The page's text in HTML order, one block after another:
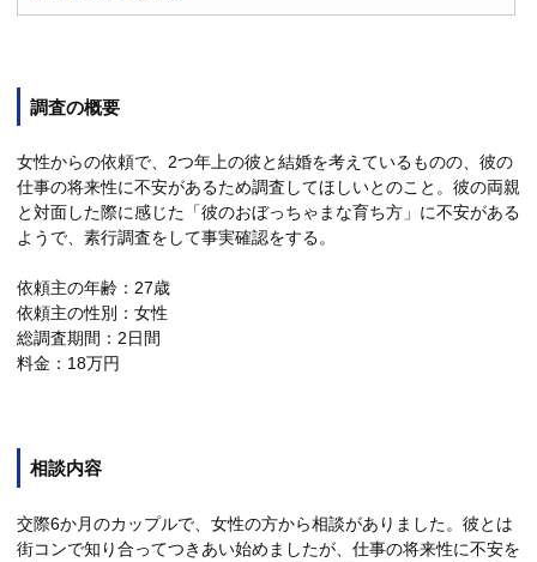
調査の概要
女性からの依頼で、2つ年上の彼と結婚を考えているものの、彼の
仕事の将来性に不安があるため調査してほしいとのこと。彼の両親
と対面した際に感じた「彼のおぼっちゃまな育ち方」に不安がある
ようで、素行調査をして事実確認をする。
依頼主の年齢：27歳
依頼主の性別：女性
総調査期間：2日間
料金：18万円
相談内容
交際6か月のカップルで、女性の方から相談がありました。彼とは
街コンで知り合ってつきあい始めましたが、仕事の将来性に不安を